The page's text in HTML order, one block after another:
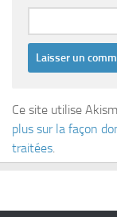
Ce site utilise
plus sur la façon
traitées.